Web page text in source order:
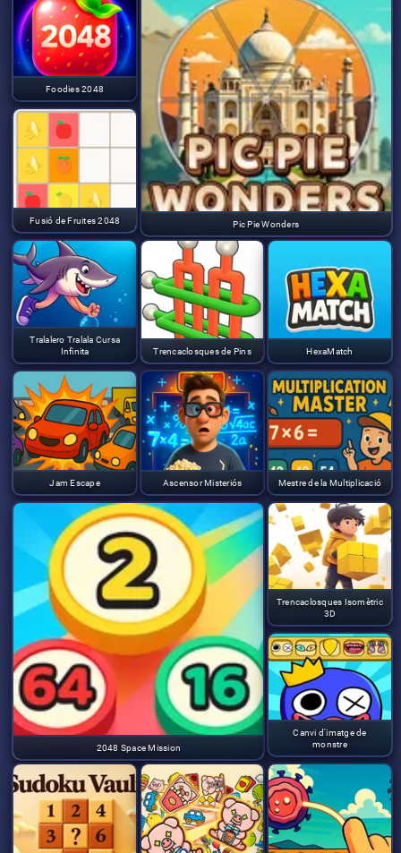
Foodies 2048
Pic Pie Wonders
Fusió de Fruites 2048
Tralalero Tralala Cursa
Infinita
Trencaclosques de Pins HexaMatch
Jam Escape Ascensor Misteriós Mestre de la Multiplicació
2048 Space Mission
Trencaclosques Isomètric
3D
Canvi d'imatge de
monstre